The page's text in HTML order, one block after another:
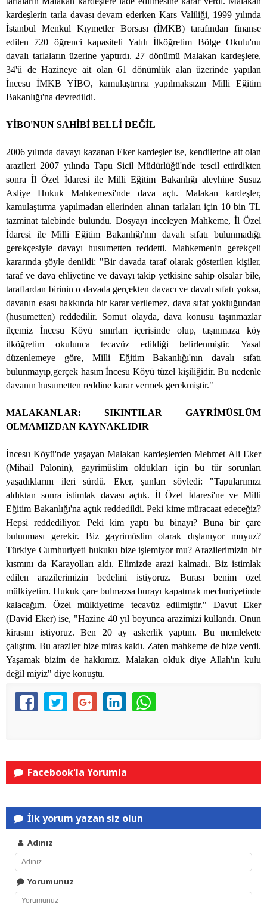
kardeşlerin tarla davası devam ederken Kars Valiliği, 1999 yılında
İstanbul Menkul Kıymetler Borsası (İMKB) tarafından finanse
edilen 720 öğrenci kapasiteli Yatılı İlköğretim Bölge Okulu'nu
davalı tarlaların üzerine yaptırdı. 27 dönümü Malakan kardeşlere,
34'ü de Hazineye ait olan 61 dönümlük alan üzerinde yapılan
İncesu İMKB YİBO, kamulaştırma yapılmaksızın Milli Eğitim
Bakanlığı'na devredildi.
YİBO'NUN SAHİBİ BELLİ DEĞİL
2006 yılında davayı kazanan Eker kardeşler ise, kendilerine ait olan
arazileri 2007 yılında Tapu Sicil Müdürlüğü'nde tescil ettirdikten
sonra İl Özel İdaresi ile Milli Eğitim Bakanlığı aleyhine Susuz
Asliye Hukuk Mahkemesi'nde dava açtı. Malakan kardeşler,
kamulaştırma yapılmadan ellerinden alınan tarlaları için 10 bin TL
tazminat talebinde bulundu. Dosyayı inceleyen Mahkeme, İl Özel
İdaresi ile Milli Eğitim Bakanlığı'nın davalı sıfatı bulunmadığı
gerekçesiyle davayı husumetten reddetti. Mahkemenin gerekçeli
kararında şöyle denildi: "Bir davada taraf olarak gösterilen kişiler,
taraf ve dava ehliyetine ve davayı takip yetkisine sahip olsalar bile,
taraflardan birinin o davada gerçekten davacı ve davalı sıfatı yoksa,
davanın esası hakkında bir karar verilemez, dava sıfat yokluğundan
(husumetten) reddedilir. Somut olayda, dava konusu taşınmazlar
ilçemiz İncesu Köyü sınırları içerisinde olup, taşınmaza köy
ilköğretim okulunca tecavüz edildiği belirlenmiştir. Yasal
düzenlemeye göre, Milli Eğitim Bakanlığı'nın davalı sıfatı
bulunmayıp,gerçek hasım İncesu Köyü tüzel kişiliğidir. Bu nedenle
davanın husumetten reddine karar vermek gerekmiştir."
MALAKANLAR: SIKINTILAR GAYRİMÜSLÜM
OLMAMIZDAN KAYNAKLIDIR
İncesu Köyü'nde yaşayan Malakan kardeşlerden Mehmet Ali Eker
(Mihail Palonin), gayrimüslim oldukları için bu tür sorunları
yaşadıklarını ileri sürdü. Eker, şunları söyledi: "Tapularımızı
aldıktan sonra istimlak davası açtık. İl Özel İdaresi'ne ve Milli
Eğitim Bakanlığı'na açtık reddedildi. Peki kime müracaat edeceğiz?
Hepsi reddediliyor. Peki kim yaptı bu binayı? Buna bir çare
bulunması gerekir. Biz gayrimüslim olarak dışlanıyor muyuz?
Türkiye Cumhuriyeti hukuku bize işlemiyor mu? Arazilerimizin bir
kısmını da Karayolları aldı. Elimizde arazi kalmadı. Biz istimlak
edilen arazilerimizin bedelini istiyoruz. Burası benim özel
mülkiyetim. Hukuk çare bulmazsa burayı kapatmak mecburiyetinde
kalacağım. Özel mülkiyetime tecavüz edilmiştir." Davut Eker
(David Eker) ise, "Hazine 40 yıl boyunca arazimizi kullandı. Onun
kirasını istiyoruz. Ben 20 ay askerlik yaptım. Bu memlekete
çalıştım. Bu araziler bize miras kaldı. Zaten mahkeme de bize verdi.
Yaşamak bizim de hakkımız. Malakan olduk diye Allah'ın kulu
değil miyiz" diye konuştu.
Facebook'la Yorumla
İlk yorum yazan siz olun
Adınız
Yorumunuz